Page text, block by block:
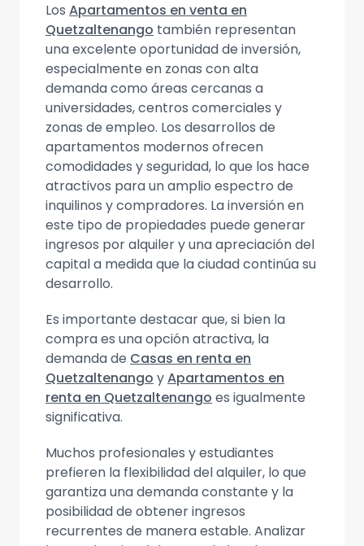
Los Apartamentos en venta en
Quetzaltenango también representan
una excelente oportunidad de inversión,
especialmente en zonas con alta
demanda como áreas cercanas a
universidades, centros comerciales y
zonas de empleo. Los desarrollos de
apartamentos modernos ofrecen
comodidades y seguridad, lo que los hace
atractivos para un amplio espectro de
inquilinos y compradores. La inversión en
este tipo de propiedades puede generar
ingresos por alquiler y una apreciación del
capital a medida que la ciudad continúa su
desarrollo.
Es importante destacar que, si bien la
compra es una opción atractiva, la
demanda de Casas en renta en
Quetzaltenango yApartamentos en
renta en Quetzaltenango es igualmente
significativa.
Muchos profesionales y estudiantes
prefieren la flexibilidad del alquiler, lo que
garantiza una demanda constante y la
posibilidad de obtener ingresos
recurrentes de manera estable. Analizar